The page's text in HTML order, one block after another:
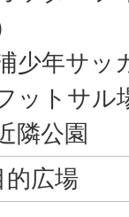
少年サッ
ットサル
隣公園
広場